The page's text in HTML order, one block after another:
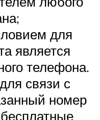
для
является
телефона.
связи с
номер